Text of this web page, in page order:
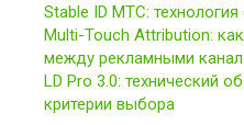
Stable ID МТС:
Multi-Touch Attribution:
между рекламными
LD Pro 3.0: технический
критерии выбора